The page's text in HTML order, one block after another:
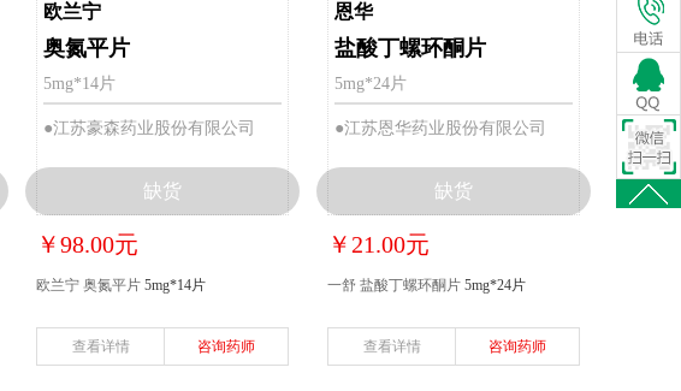
欧兰宁
奥氮平片
5mg*14片
●江苏豪森药业股份有限公司
￥98.00元
欧兰宁 奥氮平片 5mg*14片
缺货
查看详情 咨询药师
恩华
盐酸丁螺环酮片
5mg*24片
●江苏恩华药业股份有限公司
￥21.00元
一舒 盐酸丁螺环酮片 5mg*24片
缺货
查看详情 咨询药师